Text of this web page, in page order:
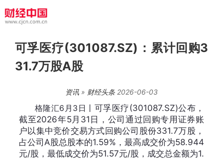
可孚医疗(301087.SZ)：累计回购3
31.7万股A股
资讯 » 财经头条2026-06-03
格隆汇6月3日丨 可孚医疗(301087.SZ)公布，
截至2026年5月31日，公司通过回购专用证券账
户以集中竞价交易方式回购公司股份331.7万股，
占公司A股总股本的1.59%，最高成交价为58.944
元/股，最低成交价为51.57元/股，成交总金额为1.